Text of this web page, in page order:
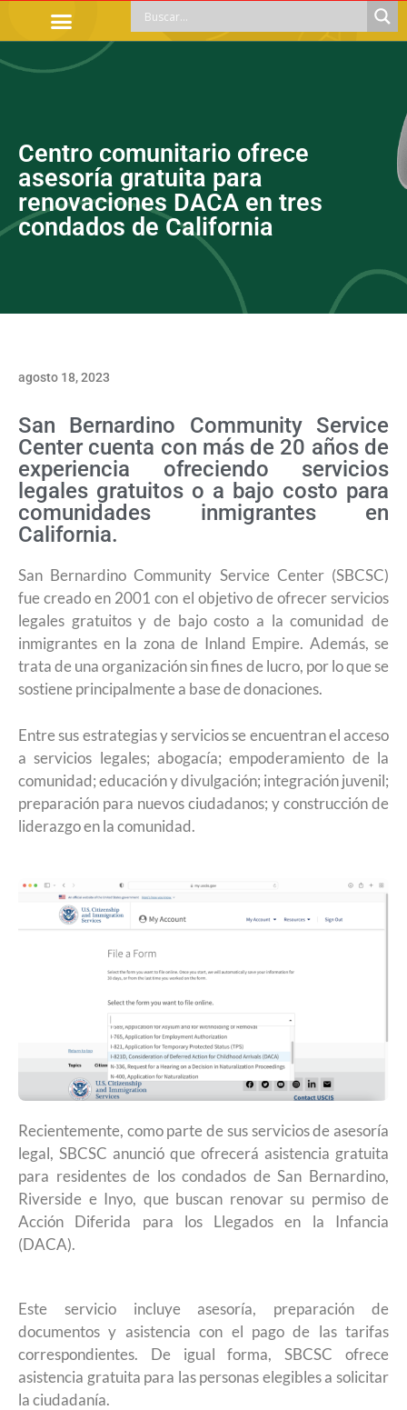
Centro comunitario ofrece
asesoría gratuita para
renovaciones DACA en tres
condados de California
agosto 18, 2023
San Bernardino Community Service
Center cuenta con más de 20 años de
experiencia ofreciendo servicios
legales gratuitos o a bajo costo para
comunidades inmigrantes en
California.
San Bernardino Community Service Center (SBCSC)
fue creado en 2001 con el objetivo de ofrecer servicios
legales gratuitos y de bajo costo a la comunidad de
inmigrantes en la zona de Inland Empire. Además, se
trata de una organización sin fines de lucro, por lo que se
sostiene principalmente a base de donaciones.
Entre sus estrategias y servicios se encuentran el acceso
a servicios legales; abogacía; empoderamiento de la
comunidad; educación y divulgación; integración juvenil;
preparación para nuevos ciudadanos; y construcción de
liderazgo en la comunidad.
Recientemente, como parte de sus servicios de asesoría
legal, SBCSC anunció que ofrecerá asistencia gratuita
para residentes de los condados de San Bernardino,
Riverside e Inyo, que buscan renovar su permiso de
Acción Diferida para los Llegados en la Infancia
(DACA).
Este servicio incluye asesoría, preparación de
documentos y asistencia con el pago de las tarifas
correspondientes. De igual forma, SBCSC ofrece
asistencia gratuita para las personas elegibles a solicitar
la ciudadanía.